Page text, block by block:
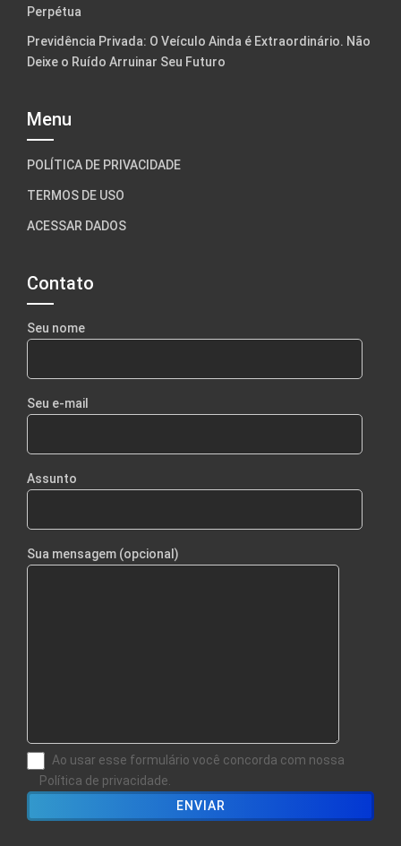
Perpétua
Previdência Privada: O Veículo Ainda é Extraordinário. Não
Deixe o Ruído Arruinar Seu Futuro
Menu
POLÍTICA DE PRIVACIDADE
TERMOS DE USO
ACESSAR DADOS
Contato
Seu nome
Seu e-mail
Assunto
Sua mensagem (opcional)
Ao usar esse formulário você concorda com nossa
Política de privacidade.